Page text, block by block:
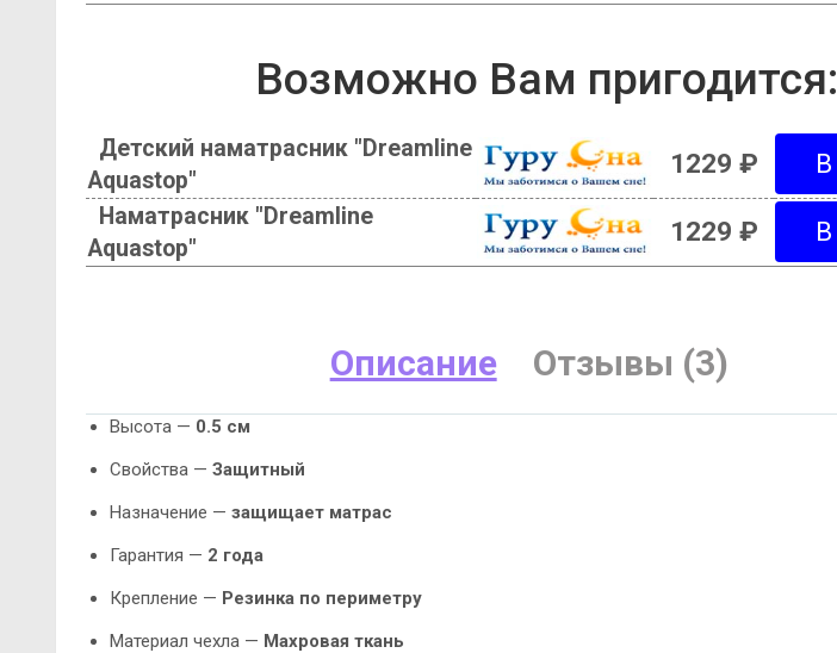
Возможно Вам пригодится:
Детский наматрасник "Dreamline
Aquastop"
1229 ₽
Наматрасник "Dreamline
Aquastop"
1229 ₽
Описание Отзывы (3)
Высота — 0.5 см
Свойства — Защитный
Назначение — защищает матрас
Гарантия — 2 года
Крепление — Резинка по периметру
Материал чехла — Махровая ткань